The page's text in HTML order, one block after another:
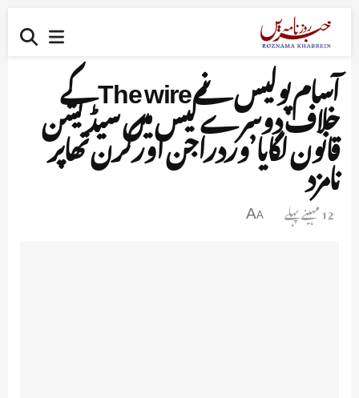
آسام پولیس نے The wire کے
خلاف دوسرے کیس میں سیڈیشن
قانون لگایا’وردراجن اورکرن تھاپر
نامزد
12 مہینے پہلے A
A